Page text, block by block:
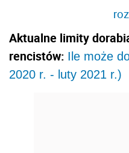
Aktualne limity
rencistów: Ile może
2020 r. - luty 2021 r.)